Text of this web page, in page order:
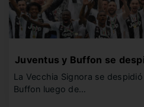
Juventus y Buffon se
La Vecchia Signora se
Buffon luego de…